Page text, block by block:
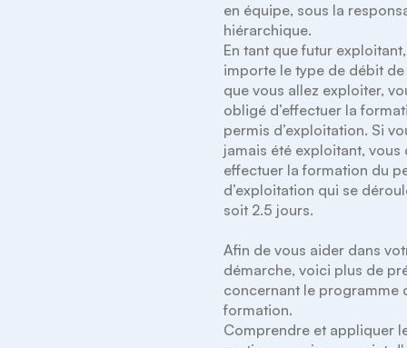
en équipe, sous la
hiérarchique.
En tant que futur
importe le type de débit
que vous allez exploiter,
obligé d’effectuer la
permis d’exploitation. Si
jamais été exploitant, vous
effectuer la formation du
d’exploitation qui se
soit 2.5 jours.
Afin de vous aider dans
démarche, voici plus de
concernant le programme
formation.
Comprendre et appliquer